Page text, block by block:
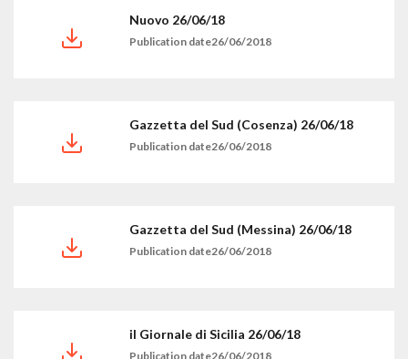
Nuovo 26/06/18
Publication date26/06/2018
Gazzetta del Sud (Cosenza) 26/06/18
Publication date26/06/2018
Gazzetta del Sud (Messina) 26/06/18
Publication date26/06/2018
il Giornale di Sicilia 26/06/18
Publication date26/06/2018